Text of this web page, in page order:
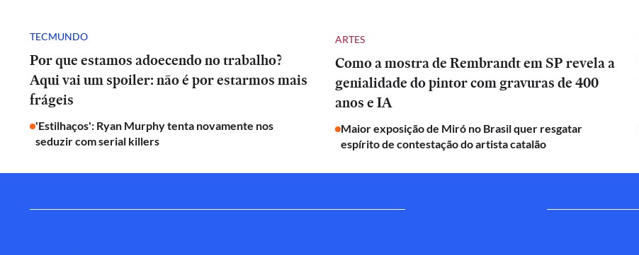
TECMUNDO
Por que estamos adoecendo no trabalho?
Aqui vai um spoiler: não é por estarmos mais
frágeis
'Estilhaços': Ryan Murphy tenta novamente nos
seduzir com serial killers
ARTES
Como a mostra de Rembrandt em SP revela a
genialidade do pintor com gravuras de 400
anos e IA
Maior exposição de Miró no Brasil quer resgatar
espírito de contestação do artista catalão